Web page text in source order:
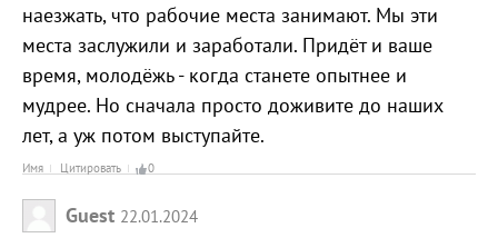
наезжать, что рабочие места занимают. Мы эти
места заслужили и заработали. Придёт и ваше
время, молодёжь - когда станете опытнее и
мудрее. Но сначала просто доживите до наших
лет, а уж потом выступайте.
Имя Цитировать 0
Guest 22.01.2024